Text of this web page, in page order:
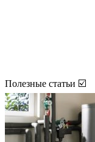
Полезные статьи ☑️